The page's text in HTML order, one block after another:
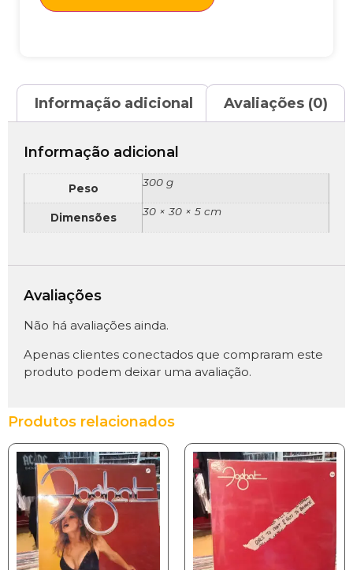
Informação adicional Avaliações (0)
Informação adicional
Peso 300 g
Dimensões 30 × 30 × 5 cm
Avaliações
Não há avaliações ainda.
Apenas clientes conectados que compraram este
produto podem deixar uma avaliação.
Produtos relacionados